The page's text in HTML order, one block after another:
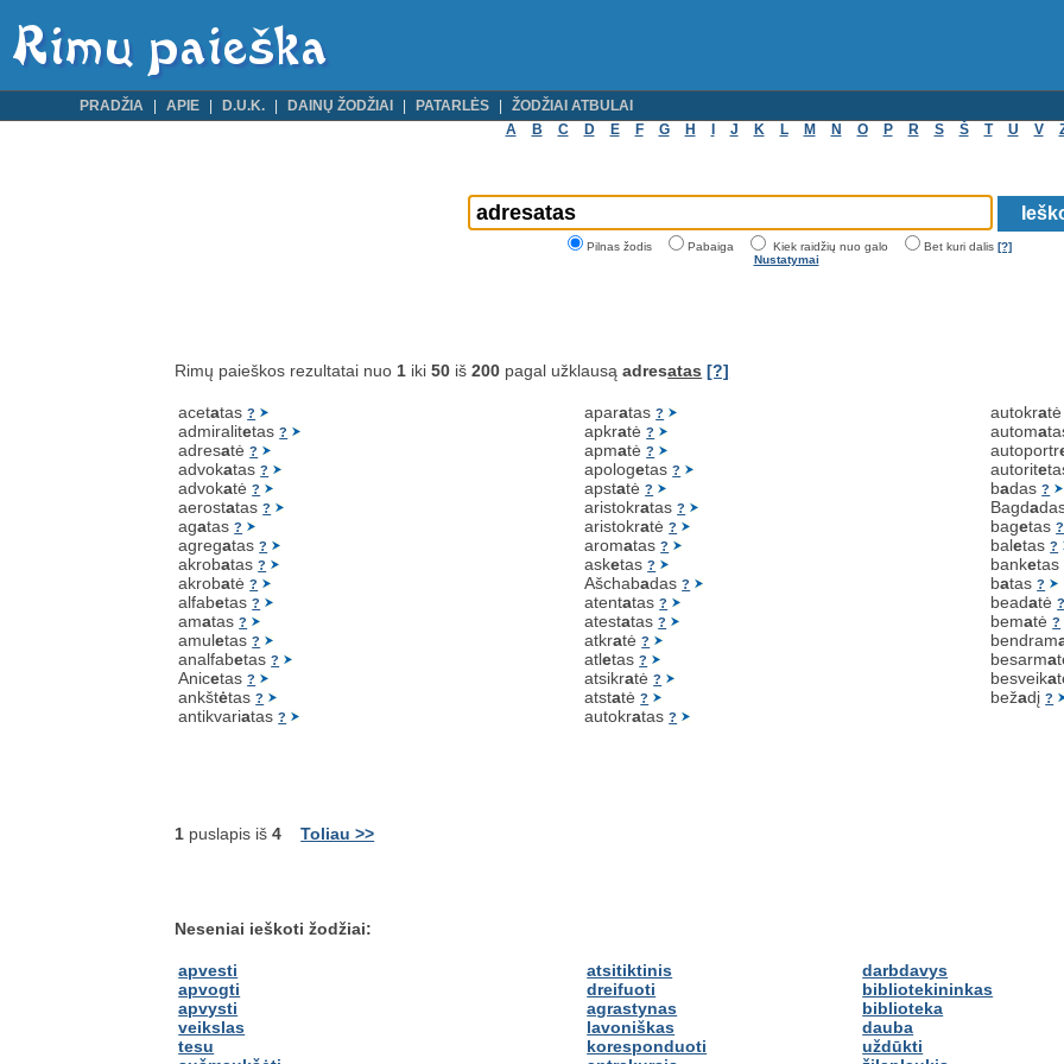
PRADŽIA APIE D.U.K. DAINŲ ŽODŽIAI PATARLĖS
ŽODŽIAI ATBULAI
A
B C D E F G H J K L M N O P R S Š T U V
Pilnas žodis Pabaiga Kiek raidžių nuo galo Bet kuri dalis [?]
Nustatymai
Rimų paieškos rezultatai nuo 1 iki50 iš200 pagal užklausąadresatas [?]
acetatas?
admiralitetas?
adresatė?
advokatas?
advokatė?
aerostatas?
agatas?
agregatas?
akrobatas?
akrobatė?
alfabetas?
amatas?
amuletas?
analfabetas?
Anicetas?
ankštėtas?
antikvariatas?
aparatas?
apkratė?
apmatė?
apologetas?
apstatė?
aristokratas?
aristokratė?
aromatas?
asketas?
Ašchabadas?
atentatas?
atestatas?
atkratė?
atletas?
atsikratė?
atstatė?
autokratas?
autokra
automa
autoportr
autorite
badas?
Bagda
bagetas?
baletas?
banketas
batas?
beadatė?
bematė?
bendram
besarma
besveika
bežadį?
1 puslapis iš4 Toliau >>
Neseniai ieškoti žodžiai:
apvesti
apvogti
apvysti
veikslas
tesu
atsitiktinis
dreifuoti
agrastynas
lavoniškas
koresponduoti
darbdavys
bibliotekininkas
biblioteka
dauba
uždūkti